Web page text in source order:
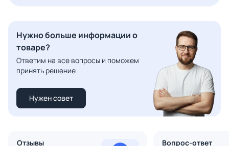
Нужно больше информации о
товаре?
Ответим на все вопросы и поможем
принять решение
Нужен совет
Отзывы Вопрос-ответ